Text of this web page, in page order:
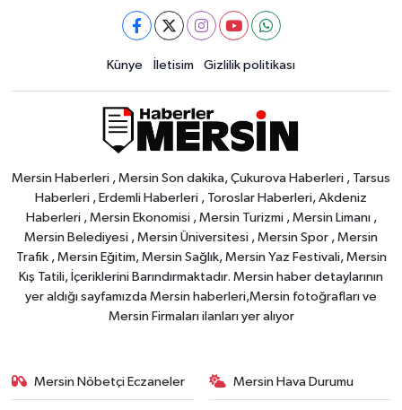
Künye İletisim Gizlilik politikası
Mersin Haberleri , Mersin Son dakika, Çukurova Haberleri , Tarsus
Haberleri , Erdemli Haberleri , Toroslar Haberleri, Akdeniz
Haberleri , Mersin Ekonomisi , Mersin Turizmi , Mersin Limanı ,
Mersin Belediyesi , Mersin Üniversitesi , Mersin Spor , Mersin
Trafik , Mersin Eğitim, Mersin Sağlık, Mersin Yaz Festivali, Mersin
Kış Tatili, İçeriklerini Barındırmaktadır. Mersin haber detaylarının
yer aldığı sayfamızda Mersin haberleri,Mersin fotoğrafları ve
Mersin Firmaları ilanları yer alıyor
Mersin Nöbetçi Eczaneler Mersin Hava Durumu